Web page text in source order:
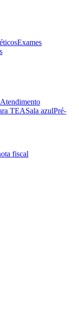
Exames
Atendimento
TEASala azulPré-
fiscal